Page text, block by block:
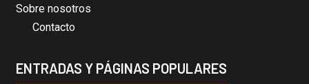
Sobre nosotros
Contacto
ENTRADAS Y PÁGINAS POPULARES